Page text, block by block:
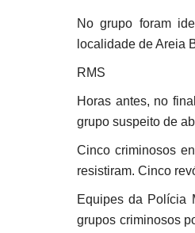
No grupo foram
localidade de Areia
RMS
Horas antes, no
grupo suspeito de
Cinco criminosos
resistiram. Cinco
Equipes da Polícia
grupos criminosos